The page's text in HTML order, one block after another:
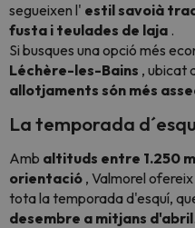
segueixen l' estil savoià
fusta i teulades de laja .
Si busques una opció més
Léchère-les-Bains , ubicat
allotjaments són més
La temporada
Amb altituds entre 1.250
orientació , Valmorel ofereix
tota la temporada d'esquí,
desembre a mitjans d'abril